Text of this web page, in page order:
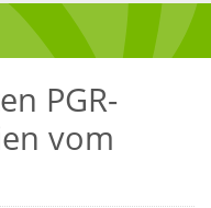
PGR-
vom